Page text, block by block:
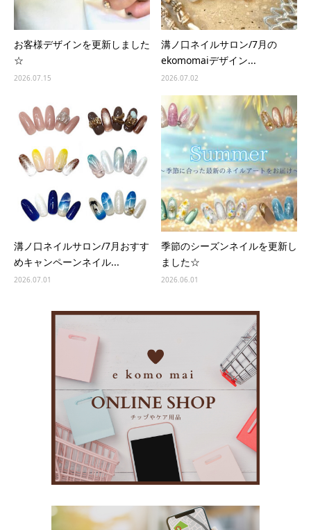
お客様デザインを更新しました
☆
2026.07.15
溝ノ口ネイルサロン/7月の
ekomomaiデザイン...
2026.07.02
溝ノ口ネイルサロン/7月おすす
めキャンペーンネイル...
2026.07.01
季節のシーズンネイルを更新し
ました☆
2026.06.01